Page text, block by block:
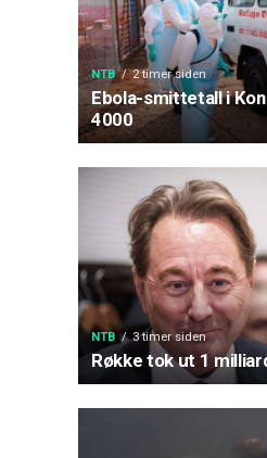
NTB 2 timer siden
Ebola-smittetall i
4000
NTB 3 timer siden
Røkke tok ut 1